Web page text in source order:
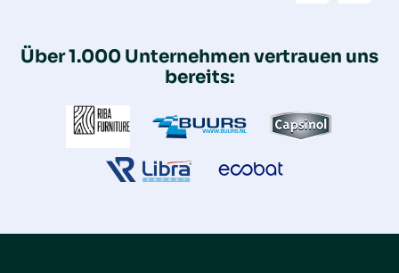
Über 1.000 Unternehmen vertrauen uns
bereits: